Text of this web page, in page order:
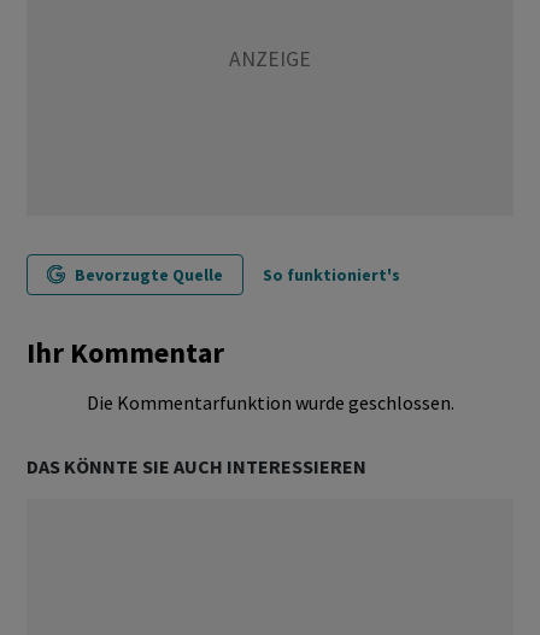
Bevorzugte Quelle So funktioniert's
Ihr Kommentar
Die Kommentarfunktion wurde geschlossen.
DAS KÖNNTE SIE AUCH INTERESSIEREN